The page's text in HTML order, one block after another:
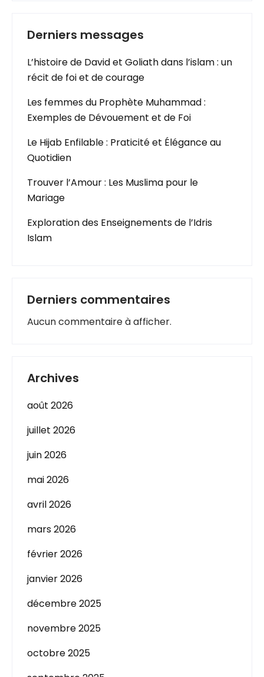
Derniers messages
L’histoire de David et Goliath dans l’islam : un
récit de foi et de courage
Les femmes du Prophète Muhammad :
Exemples de Dévouement et de Foi
Le Hijab Enfilable : Praticité et Élégance au
Quotidien
Trouver l’Amour : Les Muslima pour le
Mariage
Exploration des Enseignements de l’Idris
Islam
Derniers commentaires
Aucun commentaire à afficher.
Archives
août 2026
juillet 2026
juin 2026
mai 2026
avril 2026
mars 2026
février 2026
janvier 2026
décembre 2025
novembre 2025
octobre 2025